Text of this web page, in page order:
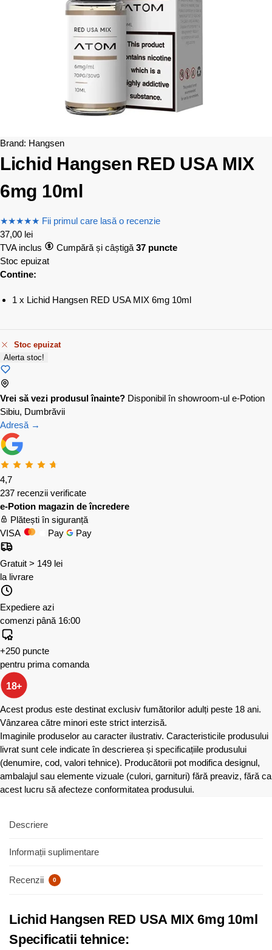
Brand: Hangsen
Lichid Hangsen RED USA MIX
6mg 10ml
★★★★★ Fii primul care lasă o recenzie
37,00 lei
TVA inclus
Cumpără și câștigă 37 puncte
Stoc epuizat
Contine:
1 x Lichid Hangsen RED USA MIX 6mg 10ml
Stoc epuizat
Alerta stoc!
Vrei să vezi produsul înainte? Disponibil în showroom-ul e-Potion
Sibiu, Dumbrăvii
Adresă →
4,7
237 recenzii verificate
e-Potion magazin de încredere
Plătești în siguranță
VISA
Pay Pay
Gratuit > 149 lei
la livrare
Expediere azi
comenzi până 16:00
+250 puncte
pentru prima comanda
18+
Acest produs este destinat exclusiv fumătorilor adulți peste 18 ani.
Vânzarea către minori este strict interzisă.
Imaginile produselor au caracter ilustrativ. Caracteristicile produsului
livrat sunt cele indicate în descrierea și specificațiile produsului
(denumire, cod, valori tehnice). Producătorii pot modifica designul,
ambalajul sau elemente vizuale (culori, garnituri) fără preaviz, fără ca
acest lucru să afecteze conformitatea produsului.
Descriere
Informații suplimentare
Recenzii 0
Lichid Hangsen RED USA MIX 6mg 10ml
Specificatii tehnice: